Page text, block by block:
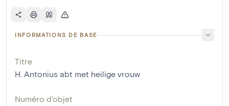
INFORMATIONS DE BASE
Titre
H. Antonius abt met heilige vrouw
Numéro d'objet